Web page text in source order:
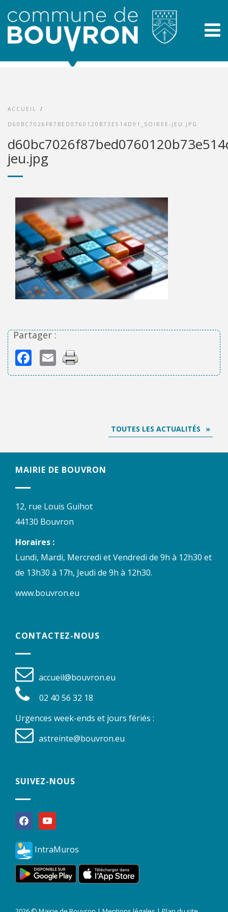
ACCUEIL /
D60BC7026F87BED0760120B73E514D91_SOIREE-JEU.JPG
jeu.jpg
Partager :
Facebook
Email
TOUTES LES ACTUALITÉS
MAIRIE DE BOUVRON
12, rue Louis Guihot
44130 Bouvron
Horaires :
Lundi, Mardi, Mercredi et Vendredi de 9h à 12h30 et
de 13h30 à 17h, Jeudi de 9h à 12h30.
www.bouvron.eu
CONTACTEZ-NOUS
accueil@bouvron.eu
02 40 56 32 18
Urgences week-ends et jours fériés :
astreinte@bouvron.eu
SUIVEZ-NOUS
facebookyoutube
IntraMuros